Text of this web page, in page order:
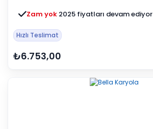
Zam yok 2025 fiyatları devam ediyor
Hızlı Teslimat
₺6.753,00